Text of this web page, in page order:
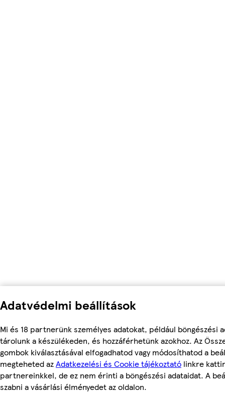
Adatvédelmi beállítások
Mi és 18 partnerünk személyes adatokat, például böngészési
tárolunk a készülékeden, és hozzáférhetünk azokhoz. Az
gombok kiválasztásával elfogadhatod vagy módosíthatod a
megteheted azAdatkezelési és Cookie tájékoztató linkre
partnereinkkel, de ez nem érinti a böngészési adataidat. A
szabni a vásárlási élményedet az oldalon.